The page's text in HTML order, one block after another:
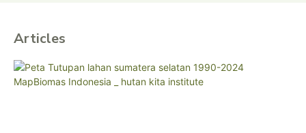
Articles